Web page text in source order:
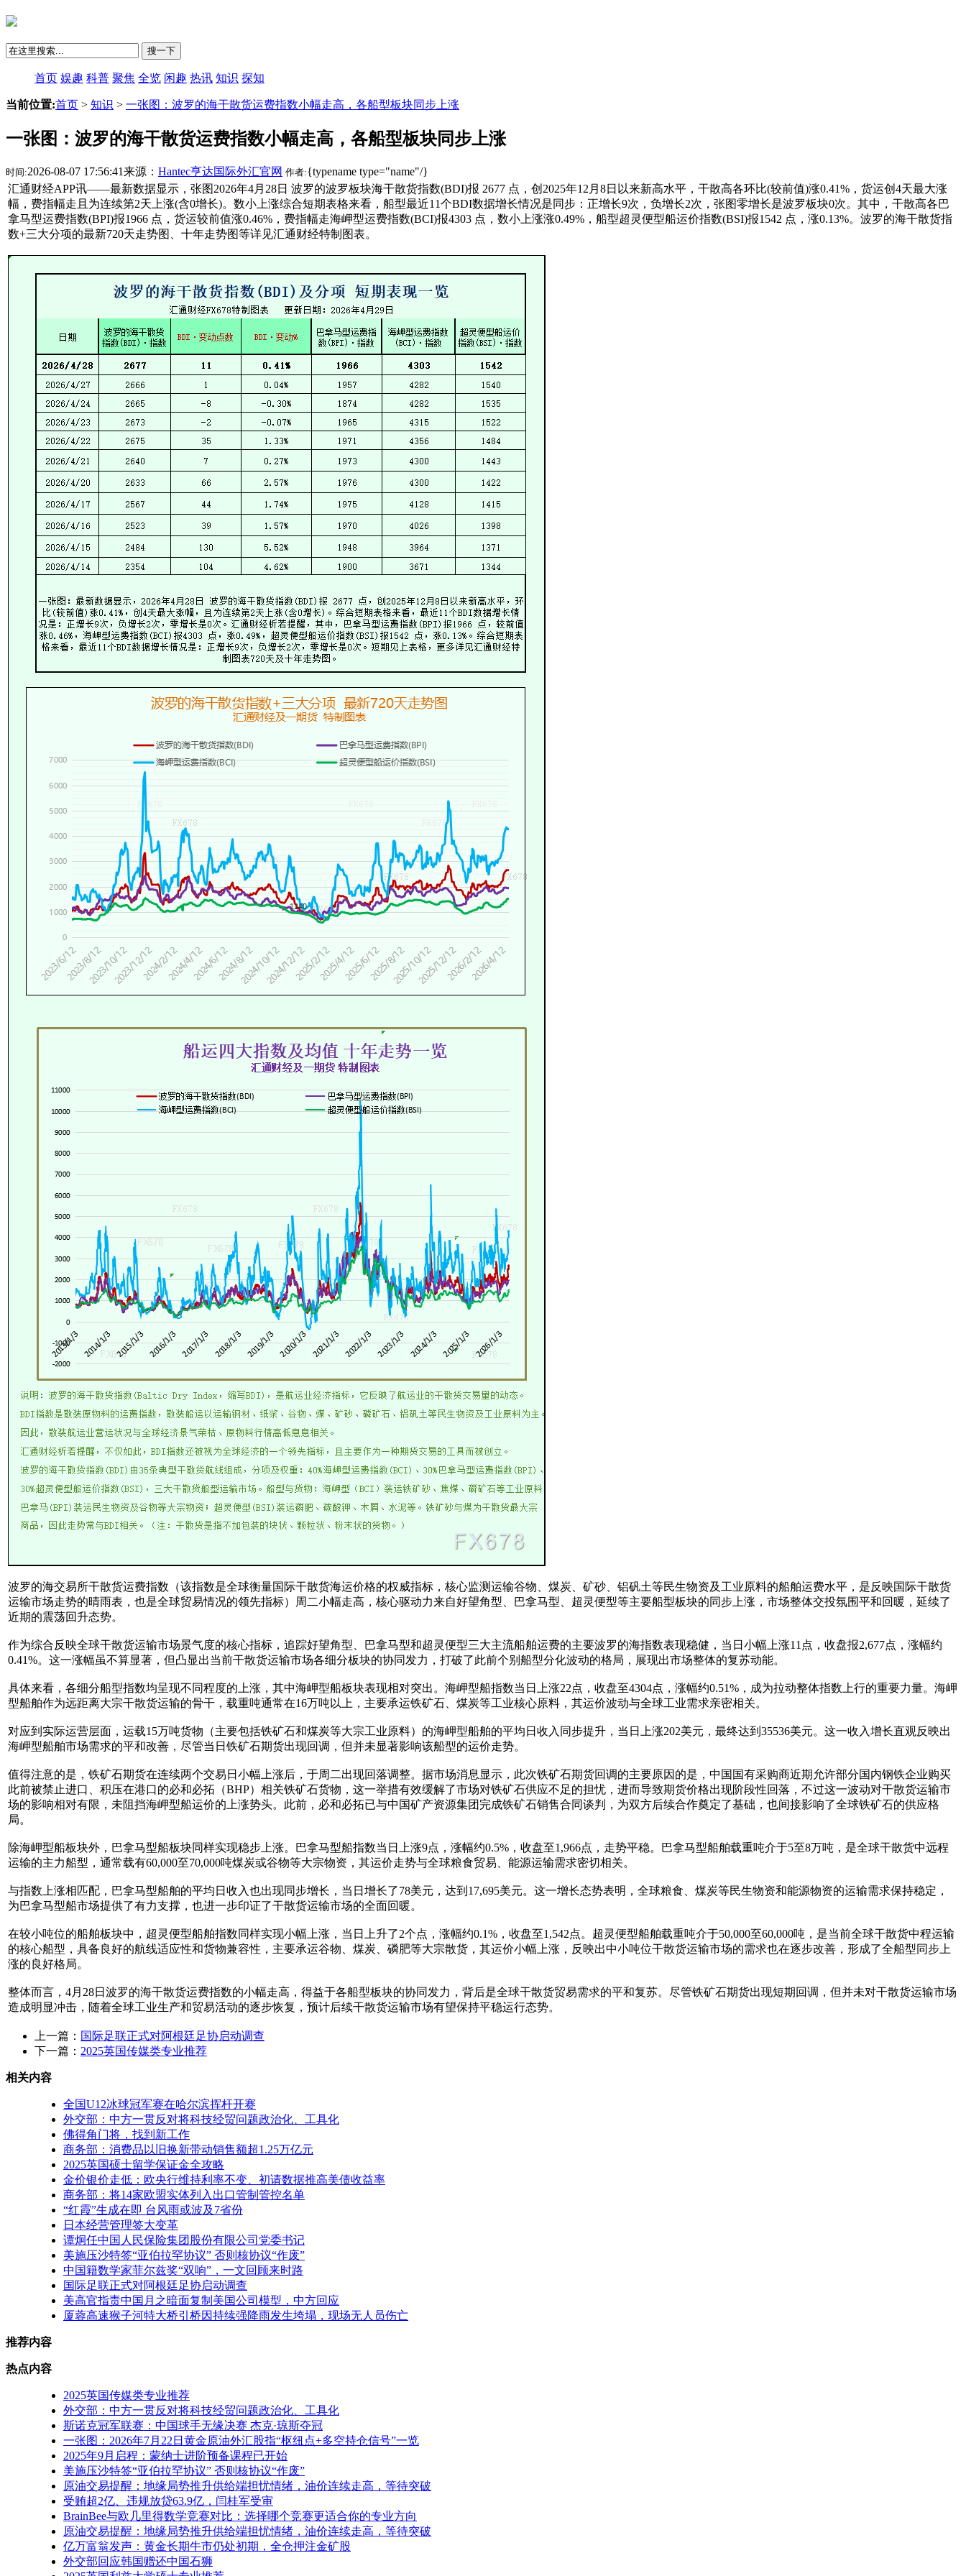
搜一下
首页 娱趣 科普 聚焦 全览 闲趣 热讯 知识 探知
当前位置:首页 > 知识 > 一张图：波罗的海干散货运费指数小幅走高，各船型板块同步上涨
一张图：波罗的海干散货运费指数小幅走高，各船型板块同步上涨
时间:2026-08-07 17:56:41来源： Hantec亨达国际外汇官网 作者:{typename type="name"/}
汇通财经APP讯——最新数据显示，张图2026年4月28日 波罗的波罗板块海干散货指数(BDI)报 2677 点，创2025年12月8日以来新高水平，干散高各环比(较前值)涨0.41%，货运创4天最大涨
幅，费指幅走且为连续第2天上涨(含0增长)。数小上涨综合短期表格来看，船型最近11个BDI数据增长情况是同步：正增长9次，负增长2次，张图零增长是波罗板块0次。其中，干散高各巴
拿马型运费指数(BPI)报1966 点，货运较前值涨0.46%，费指幅走海岬型运费指数(BCI)报4303 点，数小上涨涨0.49%，船型超灵便型船运价指数(BSI)报1542 点，涨0.13%。波罗的海干散货指
数+三大分项的最新720天走势图、十年走势图等详见汇通财经特制图表。
波罗的海交易所干散货运费指数（该指数是全球衡量国际干散货海运价格的权威指标，核心监测运输谷物、煤炭、矿砂、铝矾土等民生物资及工业原料的船舶运费水平，是反映国际干散货
运输市场走势的晴雨表，也是全球贸易情况的领先指标）周二小幅走高，核心驱动力来自好望角型、巴拿马型、超灵便型等主要船型板块的同步上涨，市场整体交投氛围平和回暖，延续了
近期的震荡回升态势。
作为综合反映全球干散货运输市场景气度的核心指标，追踪好望角型、巴拿马型和超灵便型三大主流船舶运费的主要波罗的海指数表现稳健，当日小幅上涨11点，收盘报2,677点，涨幅约
0.41%。这一涨幅虽不算显著，但凸显出当前干散货运输市场各细分板块的协同发力，打破了此前个别船型分化波动的格局，展现出市场整体的复苏动能。
具体来看，各细分船型指数均呈现不同程度的上涨，其中海岬型船板块表现相对突出。海岬型船指数当日上涨22点，收盘至4304点，涨幅约0.51%，成为拉动整体指数上行的重要力量。海岬
型船舶作为远距离大宗干散货运输的骨干，载重吨通常在16万吨以上，主要承运铁矿石、煤炭等工业核心原料，其运价波动与全球工业需求亲密相关。
对应到实际运营层面，运载15万吨货物（主要包括铁矿石和煤炭等大宗工业原料）的海岬型船舶的平均日收入同步提升，当日上涨202美元，最终达到35536美元。这一收入增长直观反映出
海岬型船舶市场需求的平和改善，尽管当日铁矿石期货出现回调，但并未显著影响该船型的运价走势。
值得注意的是，铁矿石期货在连续两个交易日小幅上涨后，于周二出现回落调整。据市场消息显示，此次铁矿石期货回调的主要原因的是，中国国有采购商近期允许部分国内钢铁企业购买
此前被禁止进口、积压在港口的必和必拓（BHP）相关铁矿石货物，这一举措有效缓解了市场对铁矿石供应不足的担忧，进而导致期货价格出现阶段性回落，不过这一波动对干散货运输市
场的影响相对有限，未阻挡海岬型船运价的上涨势头。此前，必和必拓已与中国矿产资源集团完成铁矿石销售合同谈判，为双方后续合作奠定了基础，也间接影响了全球铁矿石的供应格
局。
除海岬型船板块外，巴拿马型船板块同样实现稳步上涨。巴拿马型船指数当日上涨9点，涨幅约0.5%，收盘至1,966点，走势平稳。巴拿马型船舶载重吨介于5至8万吨，是全球干散货中远程
运输的主力船型，通常载有60,000至70,000吨煤炭或谷物等大宗物资，其运价走势与全球粮食贸易、能源运输需求密切相关。
与指数上涨相匹配，巴拿马型船舶的平均日收入也出现同步增长，当日增长了78美元，达到17,695美元。这一增长态势表明，全球粮食、煤炭等民生物资和能源物资的运输需求保持稳定，
为巴拿马型船市场提供了有力支撑，也进一步印证了干散货运输市场的全面回暖。
在较小吨位的船舶板块中，超灵便型船舶指数同样实现小幅上涨，当日上升了2个点，涨幅约0.1%，收盘至1,542点。超灵便型船舶载重吨介于50,000至60,000吨，是当前全球干散货中程运输
的核心船型，具备良好的航线适应性和货物兼容性，主要承运谷物、煤炭、磷肥等大宗散货，其运价小幅上涨，反映出中小吨位干散货运输市场的需求也在逐步改善，形成了全船型同步上
涨的良好格局。
整体而言，4月28日波罗的海干散货运费指数的小幅走高，得益于各船型板块的协同发力，背后是全球干散货贸易需求的平和复苏。尽管铁矿石期货出现短期回调，但并未对干散货运输市场
造成明显冲击，随着全球工业生产和贸易活动的逐步恢复，预计后续干散货运输市场有望保持平稳运行态势。
上一篇： 国际足联正式对阿根廷足协启动调查
下一篇： 2025英国传媒类专业推荐
相关内容
全国U12冰球冠军赛在哈尔滨挥杆开赛
外交部：中方一贯反对将科技经贸问题政治化、工具化
佛得角门将，找到新工作
商务部：消费品以旧换新带动销售额超1.25万亿元
2025英国硕士留学保证金全攻略
金价银价走低：欧央行维持利率不变、初请数据推高美债收益率
商务部：将14家欧盟实体列入出口管制管控名单
“红霞”生成在即 台风雨或波及7省份
日本经营管理签大变革
谭炯任中国人民保险集团股份有限公司党委书记
美施压沙特签“亚伯拉罕协议” 否则核协议“作废”
中国籍数学家菲尔兹奖“双响”，一文回顾来时路
国际足联正式对阿根廷足协启动调查
美高官指责中国月之暗面复制美国公司模型，中方回应
厦蓉高速猴子河特大桥引桥因持续强降雨发生垮塌，现场无人员伤亡
推荐内容
热点内容
2025英国传媒类专业推荐
外交部：中方一贯反对将科技经贸问题政治化、工具化
斯诺克冠军联赛：中国球手无缘决赛 杰克·琼斯夺冠
一张图：2026年7月22日黄金原油外汇股指“枢纽点+多空持仓信号”一览
2025年9月启程：蒙纳士进阶预备课程已开始
美施压沙特签“亚伯拉罕协议” 否则核协议“作废”
原油交易提醒：地缘局势推升供给端担忧情绪，油价连续走高，等待突破
受贿超2亿、违规放贷63.9亿，闫桂军受审
BrainBee与欧几里得数学竞赛对比：选择哪个竞赛更适合你的专业方向
原油交易提醒：地缘局势推升供给端担忧情绪，油价连续走高，等待突破
亿万富翁发声：黄金长期牛市仍处初期，全仓押注金矿股
外交部回应韩国赠还中国石狮